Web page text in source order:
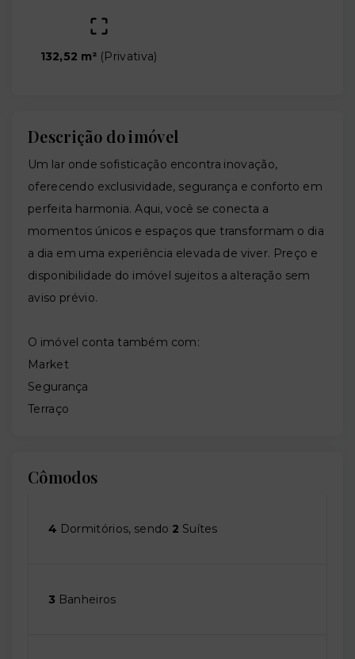
132,52 m² (Privativa)
Descrição do imóvel
Um lar onde sofisticação encontra inovação,
oferecendo exclusividade, segurança e conforto em
perfeita harmonia. Aqui, você se conecta a
momentos únicos e espaços que transformam o dia
a dia em uma experiência elevada de viver. Preço e
disponibilidade do imóvel sujeitos a alteração sem
aviso prévio.
O imóvel conta também com:
Market
Segurança
Terraço
Cômodos
4 Dormitórios, sendo 2 Suítes
3 Banheiros